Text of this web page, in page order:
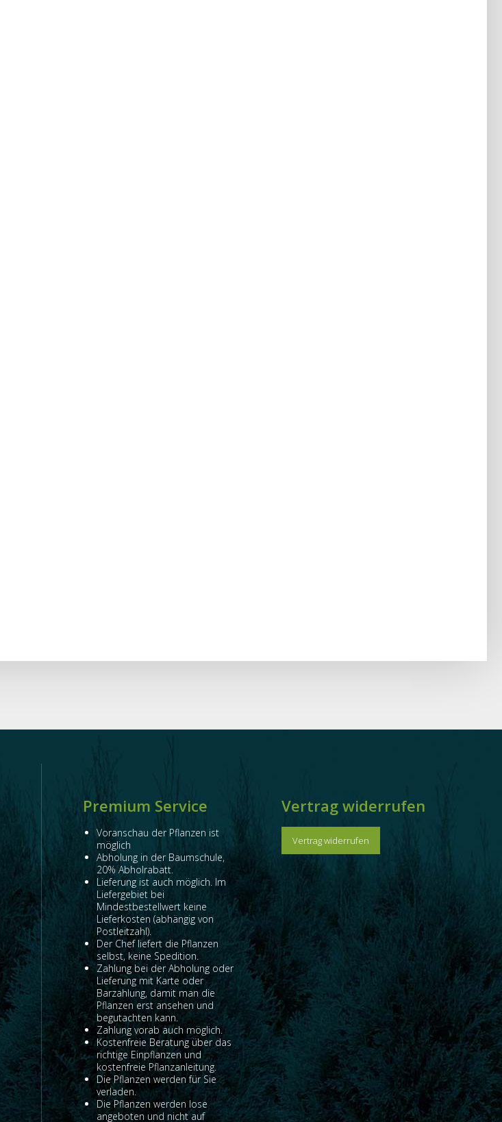
Premium Service
Voranschau der Pflanzen ist
möglich
Abholung in der Baumschule,
20% Abholrabatt.
Lieferung ist auch möglich. Im
Liefergebiet bei
Mindestbestellwert keine
Lieferkosten (abhängig von
Postleitzahl).
Der Chef liefert die Pflanzen
selbst, keine Spedition.
Zahlung bei der Abholung oder
Lieferung mit Karte oder
Barzahlung, damit man die
Pflanzen erst ansehen und
begutachten kann.
Zahlung vorab auch möglich.
Kostenfreie Beratung über das
richtige Einpflanzen und
kostenfreie Pflanzanleitung.
Die Pflanzen werden für Sie
verladen.
Die Pflanzen werden lose
angeboten und nicht auf
Vertrag widerrufen
Vertrag widerrufen